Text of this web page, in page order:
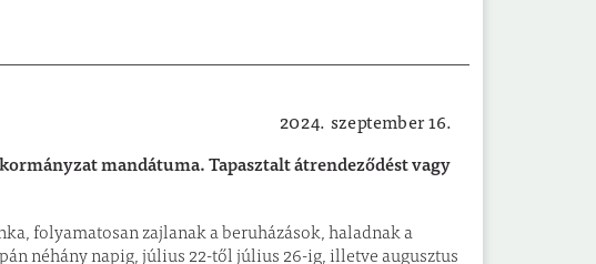
Helyi hírek
2024. szeptember 16.
mandátuma. Tapasztalt átrendeződést vagy
folyamatosan zajlanak a beruházások, haladnak a
néhány napig, július 22-től július 26-ig, illetve augusztus